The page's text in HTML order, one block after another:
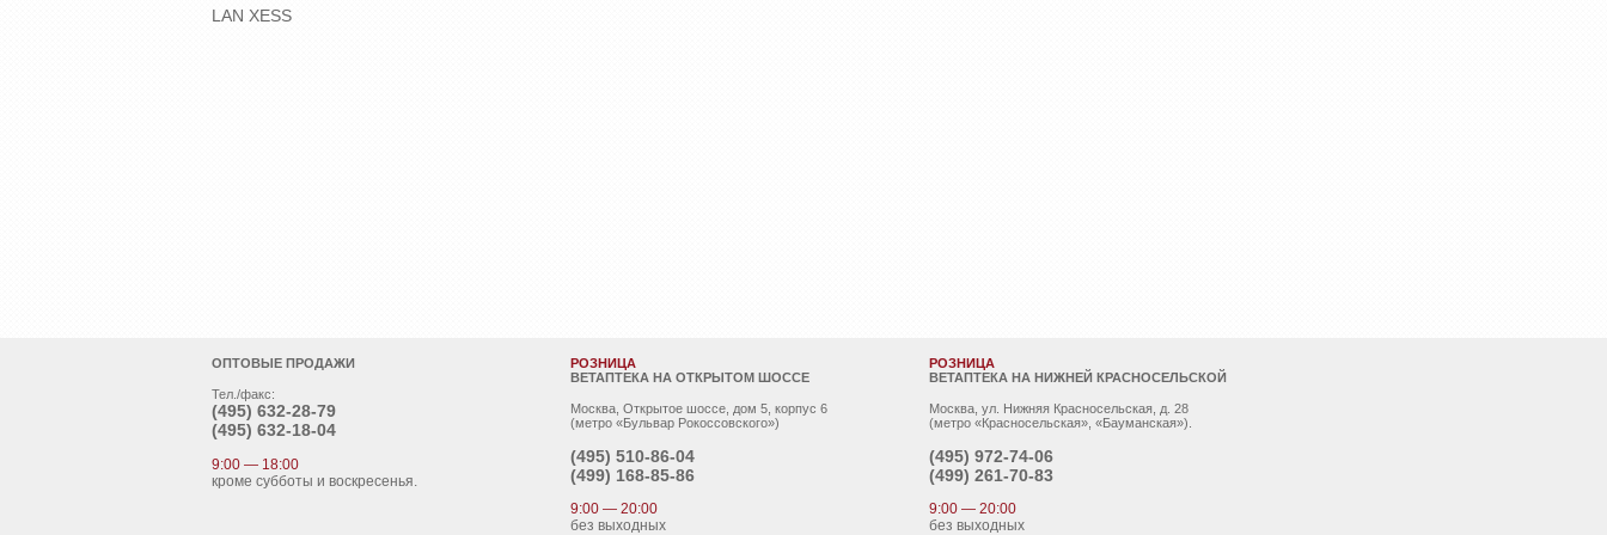
LAN XESS
ОПТОВЫЕ ПРОДАЖИ
Тел./факс:
(495) 632-28-79
(495) 632-18-04
9:00 — 18:00
кроме субботы и воскресенья.
РОЗНИЦА
ВЕТАПТЕКА НА ОТКРЫТОМ ШОССЕ
Москва, Открытое шоссе, дом 5, корпус 6
(метро «Бульвар Рокоссовского»)
(495) 510-86-04
(499) 168-85-86
9:00 — 20:00
без выходных
РОЗНИЦА
ВЕТАПТЕКА НА НИЖНЕЙ КРАСНОСЕЛЬСКОЙ
Москва, ул. Нижняя Красносельская, д. 28
(метро «Красносельская», «Бауманская»).
(495) 972-74-06
(499) 261-70-83
9:00 — 20:00
без выходных